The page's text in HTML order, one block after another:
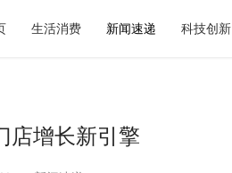
生活消费 新闻速递 科技创新
店增长新引擎